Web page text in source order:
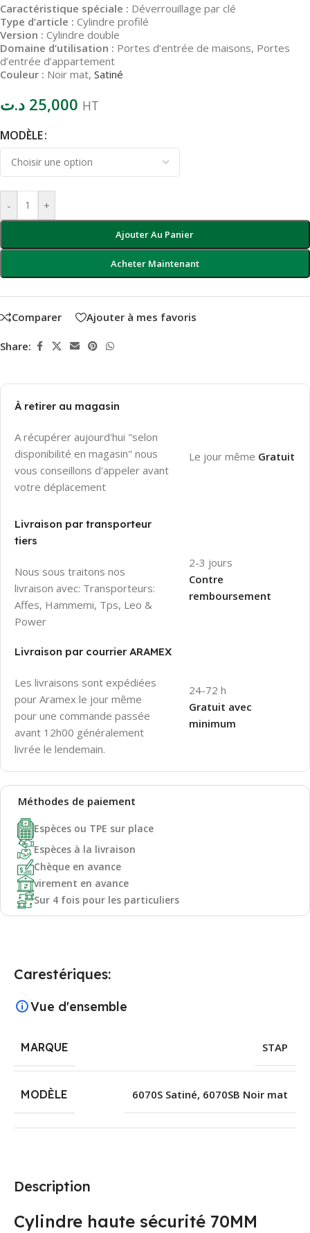
Caractéristique spéciale : Déverrouillage par clé
Type d’article : Cylindre profilé
Version : Cylindre double
Domaine d’utilisation : Portes d’entrée de maisons, Portes
d’entrée d’appartement
Couleur : Noir mat, Satiné
25,000 د.ت HT
MODÈLE
- +
Ajouter Au Panier
Acheter Maintenant
Comparer Ajouter à mes favoris
Share:
À retirer au magasin
A récupérer aujourd'hui "selon
disponibilité en magasin" nous
vous conseillons d'appeler avant
votre déplacement
Le jour même Gratuit
Livraison par transporteur
tiers
Nous sous traitons nos
livraison avec: Transporteurs:
Affes, Hammemi, Tps, Leo &
Power
2-3 jours
Contre
remboursement
Livraison par courrier ARAMEX
Les livraisons sont expédiées
pour Aramex le jour même
pour une commande passée
avant 12h00 généralement
livrée le lendemain.
24-72 h
Gratuit avec
minimum
Méthodes de paiement
Espèces ou TPE sur place
Espèces à la livraison
Chèque en avance
virement en avance
Sur 4 fois pour les particuliers
Description
Cylindre haute sécurité 70MM
Carestériques:
Vue d'ensemble
MARQUE STAP
MODÈLE 6070S Satiné, 6070SB Noir mat